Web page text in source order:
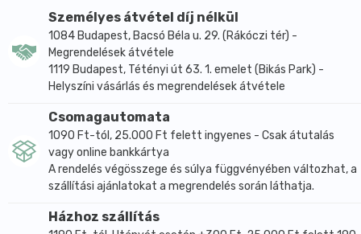
Növényi hatóanyagokban rendkívül gazdag,
ugyanakkor kategóriájában rendkívül kedvező áron
lehet hozzájutni.
Hippoallergén és dermatológiailag tesztelt.
Milyen hatásra számíthatsz?
Gazdag aloe vera és mandulaolaj tartalma miatt
hatékonyan nyugtatja és táplálja a bőrt. A benne lévő
cink calx természetes antiszeptikus hatású és
elősegíti a sebes bőrfelület hámosodását.
Így használd:
Kis mennyiségben finoman kend rá az érintett
Személyes átvétel díj nélkül
1084 Budapest, Bacsó Béla u. 29. (Rákóczi tér) -
Megrendelések átvétele
1119 Budapest, Tétényi út 63. 1. emelet (Bikás Park) -
Helyszíni vásárlás és megrendelések átvétele
Csomagautomata
1090 Ft-tól, 25.000 Ft felett ingyenes - Csak átutalás
vagy online bankkártya
A rendelés végösszege és súlya függvényében változhat, a
szállítási ajánlatokat a megrendelés során láthatja.
Házhoz szállítás